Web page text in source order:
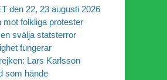
den 22, 23 augusti 2026
folkliga protester
svälja statsterror
fungerar
Lars Karlsson
som hände